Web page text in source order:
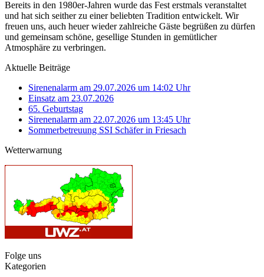
Bereits in den 1980er-Jahren wurde das Fest erstmals veranstaltet
und hat sich seither zu einer beliebten Tradition entwickelt. Wir
freuen uns, auch heuer wieder zahlreiche Gäste begrüßen zu dürfen
und gemeinsam schöne, gesellige Stunden in gemütlicher
Atmosphäre zu verbringen.
Aktuelle Beiträge
Sirenenalarm am 29.07.2026 um 14:02 Uhr
Einsatz am 23.07.2026
65. Geburtstag
Sirenenalarm am 22.07.2026 um 13:45 Uhr
Sommerbetreuung SSI Schäfer in Friesach
Wetterwarnung
Folge uns
Kategorien